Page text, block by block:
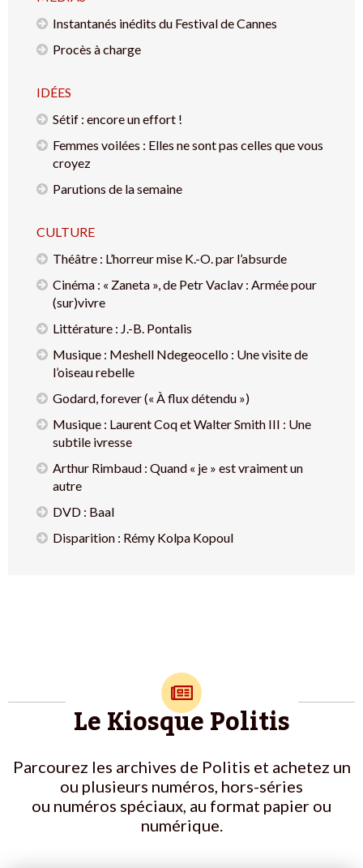
Instantanés inédits du Festival de Cannes
Procès à charge
IDÉES
Sétif : encore un effort !
Femmes voilées : Elles ne sont pas celles que vous
croyez
Parutions de la semaine
CULTURE
Théâtre : L’horreur mise K.-O. par l’absurde
Cinéma : « Zaneta », de Petr Vaclav : Armée pour
(sur)vivre
Littérature : J.-B. Pontalis
Musique : Meshell Ndegeocello : Une visite de
l’oiseau rebelle
Godard, forever (« À flux détendu »)
Musique : Laurent Coq et Walter Smith III : Une
subtile ivresse
Arthur Rimbaud : Quand « je » est vraiment un
autre
DVD : Baal
Disparition : Rémy Kolpa Kopoul
Le Kiosque Politis
Parcourez les archives de Politis et achetez un
ou plusieurs numéros, hors-séries
ou numéros spéciaux, au format papier ou
numérique.